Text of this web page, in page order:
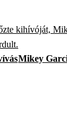
kihívóját,
Mikey